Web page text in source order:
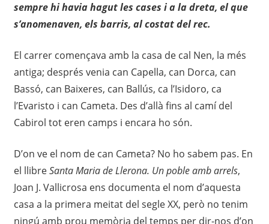
sempre hi havia hagut les cases i a la dreta, el que
s’anomenaven, els barris, al costat del rec.
El carrer començava amb la casa de cal Nen, la més
antiga; després venia can Capella, can Dorca, can
Bassó, can Baixeres, can Ballús, ca l’Isidoro, ca
l’Evaristo i can Cameta. Des d’allà fins al camí del
Cabirol tot eren camps i encara ho són.
D’on ve el nom de can Cameta? No ho sabem pas. En
el llibreSanta Maria de Llerona. Un poble amb arrels,
Joan J. Vallicrosa ens documenta el nom d’aquesta
casa a la primera meitat del segle XX, però no tenim
ningú amb prou memòria del temps per dir-nos d’on